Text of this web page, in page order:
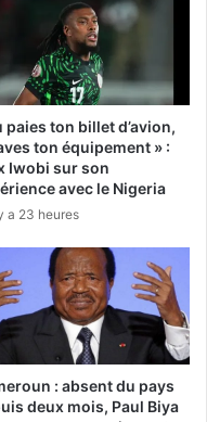
paies ton billet d’avion,
ton équipement » :
Iwobi sur son
avec le Nigeria
a 23 heures
: absent du pays
deux mois, Paul Biya